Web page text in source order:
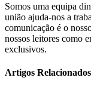
Somos uma equipa
união ajuda-nos a
comunicação é o
nossos leitores como
exclusivos.
Artigos Relacionados